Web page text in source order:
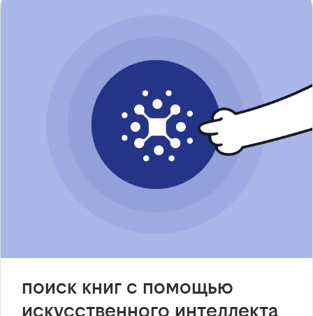
поиск книг с помощью
искусственного интеллекта